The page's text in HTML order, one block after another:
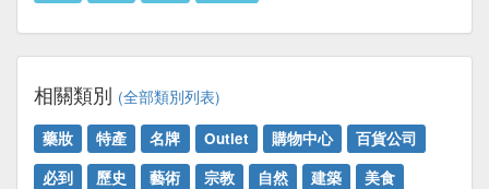
相關類別 (全部類別列表)
藥妝
特產 名牌 Outlet 購物中心
百貨公司
必到
歷史 藝術 宗教 自然 建築
美食